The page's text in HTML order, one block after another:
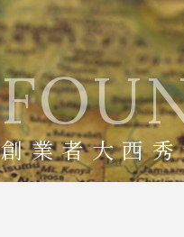
創業者大西